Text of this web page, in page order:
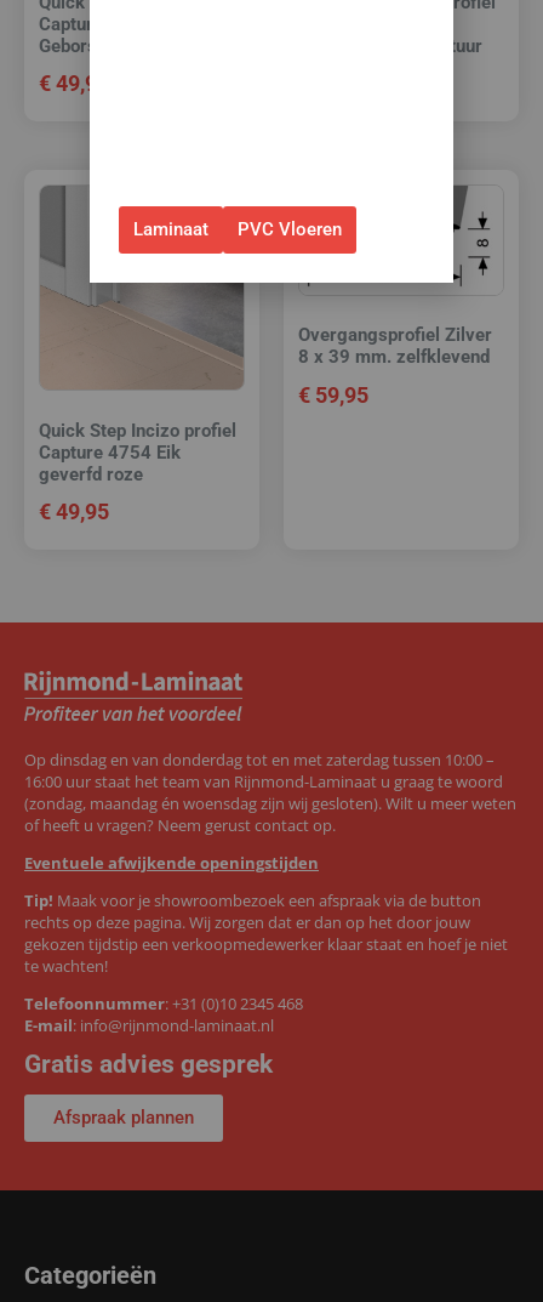
Capture 4765
Geborstelde eik grijs
€49,95
Geborstelde eik natuur
Quick Step Incizo profiel
Capture 4754 Eik
geverfd roze
€49,95
Overgangsprofiel Zilver
8 x 39 mm. zelfklevend
€ 59,95
Op dinsdag en van donderdag tot en met zaterdag tussen 10:00 –
16:00 uur staat het team van Rijnmond-Laminaat u graag te woord
(zondag, maandag én woensdag zijn wij gesloten). Wilt u meer weten
of heeft u vragen? Neem gerust contact op.
Eventuele afwijkende openingstijden
Tip! Maak voor je showroombezoek een afspraak via de button
rechts op deze pagina. Wij zorgen dat er dan op het door jouw
gekozen tijdstip een verkoopmedewerker klaar staat en hoef je niet
te wachten!
Telefoonnummer:+31 (0)10 2345 468
E-mail: info@rijnmond-laminaat.nl
Gratis advies gesprek
Afspraak plannen
Categorieën
Laminaat PVC Vloeren